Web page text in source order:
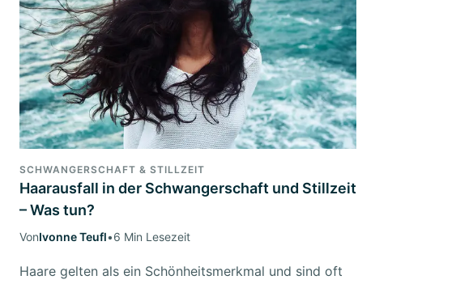
SCHWANGERSCHAFT & STILLZEIT
Haarausfall in der Schwangerschaft und Stillzeit
– Was tun?
VonIvonne Teufl•6 Min Lesezeit
Haare gelten als ein Schönheitsmerkmal und sind oft